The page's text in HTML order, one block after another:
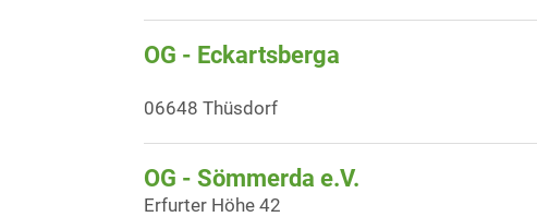
OG - Eckartsberga
06648 Thüsdorf
OG - Sömmerda e.V.
Erfurter Höhe 42